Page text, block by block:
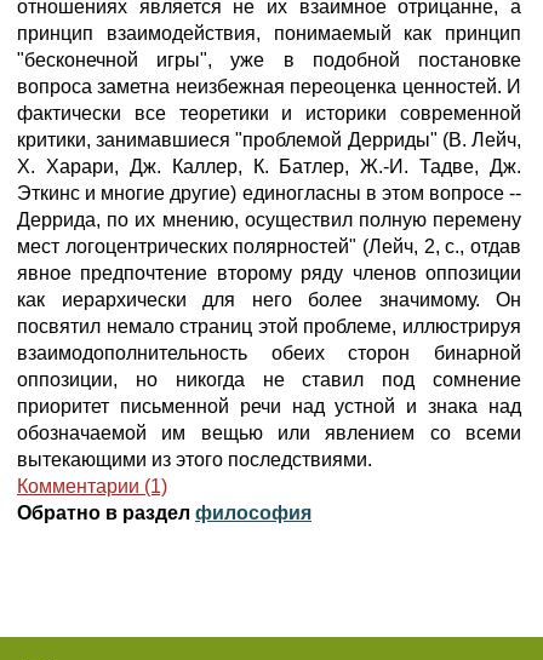
отношениях является не их взаимное отрицанне, а
принцип взаимодействия, понимаемый как принцип
"бесконечной игры", уже в подобной постановке
вопроса заметна неизбежная переоценка ценностей. И
фактически все теоретики и историки современной
критики, занимавшиеся "проблемой Дерриды" (В. Лейч,
Х. Харари, Дж. Каллер, К. Батлер, Ж.-И. Тадве, Дж.
Эткинс и многие другие) единогласны в этом вопросе --
Деррида, по их мнению, осуществил полную перемену
мест логоцентрических полярностей" (Лейч, 2, с., отдав
явное предпочтение второму ряду членов оппозиции
как иерархически для него более значимому. Он
посвятил немало страниц этой проблеме, иллюстрируя
взаимодополнительность обеих сторон бинарной
оппозиции, но никогда не ставил под сомнение
приоритет письменной речи над устной и знака над
обозначаемой им вещью или явлением со всеми
вытекающими из этого последствиями.
Комментарии (1)
Обратно в раздел философия